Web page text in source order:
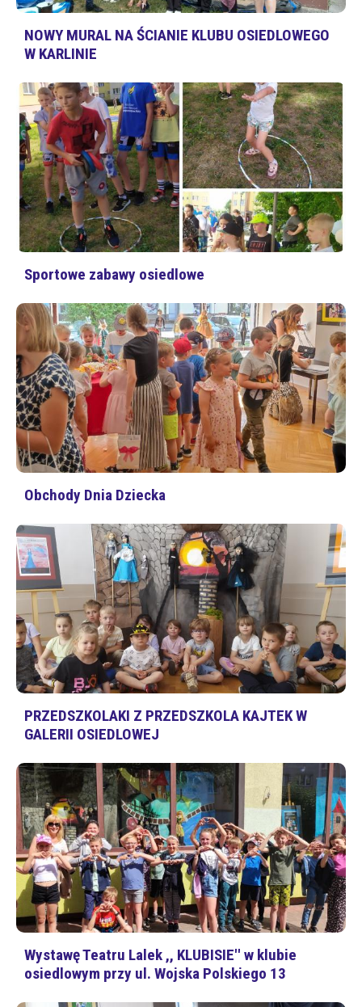
NOWY MURAL NA ŚCIANIE KLUBU OSIEDLOWEGO
W KARLINIE
Sportowe zabawy osiedlowe
Obchody Dnia Dziecka
PRZEDSZKOLAKI Z PRZEDSZKOLA KAJTEK W
GALERII OSIEDLOWEJ
Wystawę Teatru Lalek ,, KLUBISIE'' w klubie
osiedlowym przy ul. Wojska Polskiego 13